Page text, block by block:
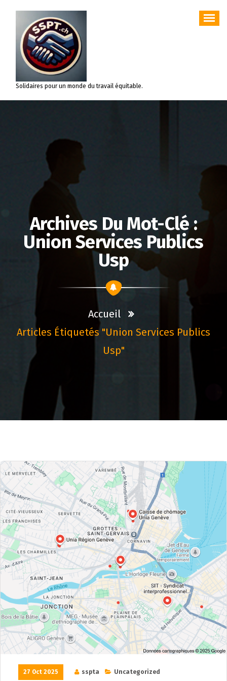
contenu
Solidaires pour un monde du travail équitable.
Archives Du Mot-Clé :
Union Services Publics
Usp
Accueil
Articles Étiquetés "union Services Publics
Usp"
27 Oct 2025 sspta
Uncategorized